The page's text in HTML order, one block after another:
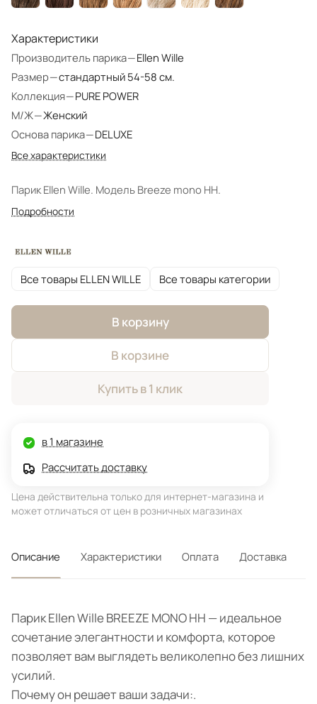
Характеристики
Производитель парика—Ellen Wille
Размер—стандартный 54-58 см.
Коллекция—PURE POWER
М/Ж—Женский
Основа парика—DELUXE
Все характеристики
Парик Ellen Wille. Модель Breeze mono HH.
Подробности
Все товары ELLEN WILLE Все товары категории
В корзину
В корзине
Купить в 1 клик
в 1 магазине
Рассчитать доставку
Цена действительна только для интернет-магазина и
может отличаться от цен в розничных магазинах
Описание Характеристики Оплата Доставка
Парик Ellen Wille BREEZE MONO HH — идеальное
сочетание элегантности и комфорта, которое
позволяет вам выглядеть великолепно без лишних
усилий.
Почему он решает ваши задачи:.